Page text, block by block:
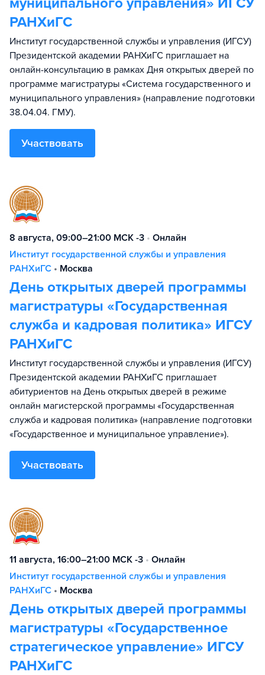
РАНХиГС
Институт государственной службы и управления (ИГСУ)
Президентской академии РАНХиГС приглашает на
онлайн-консультацию в рамках Дня открытых дверей по
программе магистратуры «Система государственного и
муниципального управления» (направление подготовки
38.04.04. ГМУ).
Участвовать
8 августа, 09:00–21:00 МСК -3 • Онлайн
Институт государственной службы и управления
РАНХиГС • Москва
День открытых дверей программы
магистратуры «Государственная
служба и кадровая политика» ИГСУ
РАНХиГС
Институт государственной службы и управления (ИГСУ)
Президентской академии РАНХиГС приглашает
абитуриентов на День открытых дверей в режиме
онлайн магистерской программы «Государственная
служба и кадровая политика» (направление подготовки
«Государственное и муниципальное управление»).
Участвовать
11 августа, 16:00–21:00 МСК -3 • Онлайн
Институт государственной службы и управления
РАНХиГС • Москва
День открытых дверей программы
магистратуры «Государственное
стратегическое управление» ИГСУ
РАНХиГС